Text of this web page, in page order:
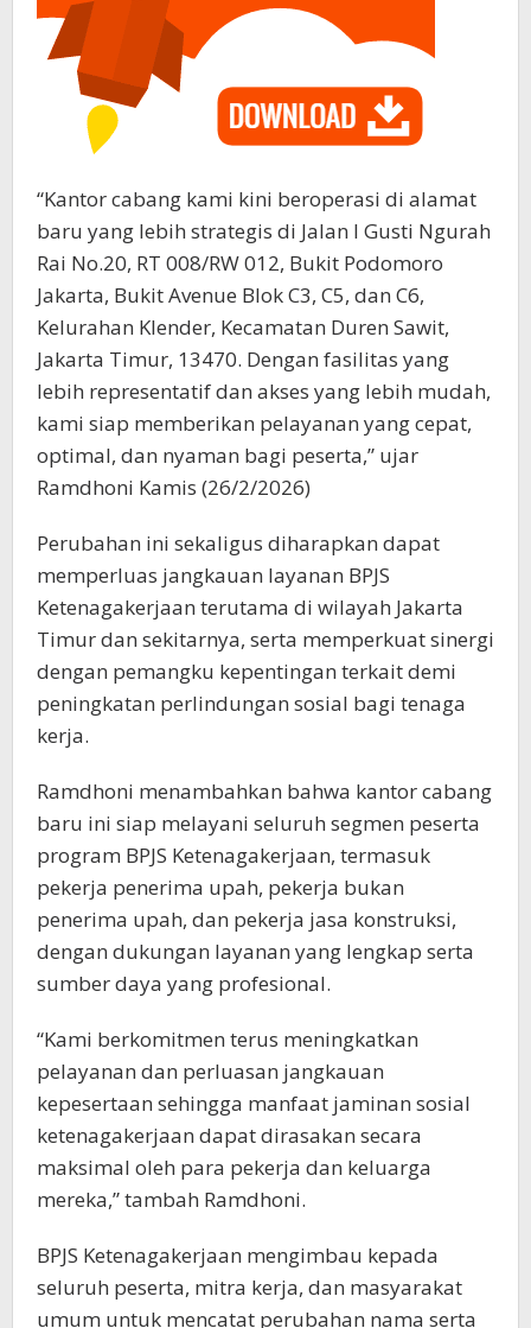
“Kantor cabang kami kini beroperasi di alamat
baru yang lebih strategis di Jalan I Gusti Ngurah
Rai No.20, RT 008/RW 012, Bukit Podomoro
Jakarta, Bukit Avenue Blok C3, C5, dan C6,
Kelurahan Klender, Kecamatan Duren Sawit,
Jakarta Timur, 13470. Dengan fasilitas yang
lebih representatif dan akses yang lebih mudah,
kami siap memberikan pelayanan yang cepat,
optimal, dan nyaman bagi peserta,” ujar
Ramdhoni Kamis (26/2/2026)
Perubahan ini sekaligus diharapkan dapat
memperluas jangkauan layanan BPJS
Ketenagakerjaan terutama di wilayah Jakarta
Timur dan sekitarnya, serta memperkuat sinergi
dengan pemangku kepentingan terkait demi
peningkatan perlindungan sosial bagi tenaga
kerja.
Ramdhoni menambahkan bahwa kantor cabang
baru ini siap melayani seluruh segmen peserta
program BPJS Ketenagakerjaan, termasuk
pekerja penerima upah, pekerja bukan
penerima upah, dan pekerja jasa konstruksi,
dengan dukungan layanan yang lengkap serta
sumber daya yang profesional.
“Kami berkomitmen terus meningkatkan
pelayanan dan perluasan jangkauan
kepesertaan sehingga manfaat jaminan sosial
ketenagakerjaan dapat dirasakan secara
maksimal oleh para pekerja dan keluarga
mereka,” tambah Ramdhoni.
BPJS Ketenagakerjaan mengimbau kepada
seluruh peserta, mitra kerja, dan masyarakat
umum untuk mencatat perubahan nama serta